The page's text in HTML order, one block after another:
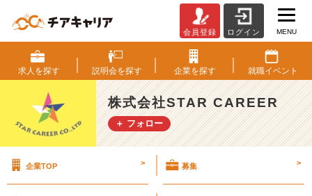
メ
ン
バ
ー
歓
迎
式
会員登録 ログイン MENU
求人を探す 説明会を探す 企業を探す 就職イベント
株式会社STAR CAREER
＋ フォロー
企業TOP > 募集 >